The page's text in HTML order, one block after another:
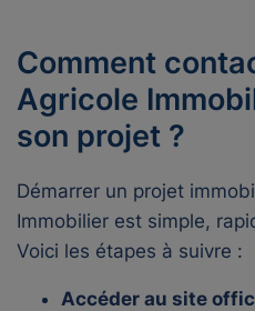
Comment
Agricole
son projet ?
Démarrer un projet
Immobilier est simple,
Voici les étapes à suivre :
Accéder au site